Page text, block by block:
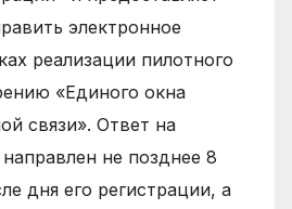
электронное
реализации пилотного
«Единого окна
связи». Ответ на
не позднее 8
дня его регистрации, а